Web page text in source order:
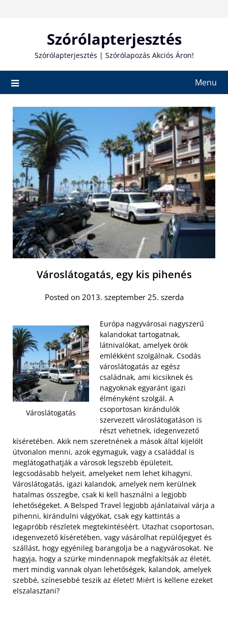
Szórólapterjesztés
Szórólapterjesztés | Szórólapozás Akciós Áron!
Menu
Városlátogatás, egy kis pihenés
Posted on 2013. szeptember 25. szerda
Városlátogatás
Európa nagyvárosai nagyszerű
kalandokat tartogatnak,
látnivalókat, amelyek örök
emlékként szolgálnak. Csodás
városlátogatás az egész
családnak, ami kicsiknek és
nagyoknak egyaránt igazi
élményként szolgál. A
csoportosan kirándulók
szervezett városlátogatáson is
részt vehetnek, idegenvezető
kíséretében. Akik nem szeretnének a mások által kijelölt
útvonalon menni, azok egymaguk, vagy a családdal is
meglátogathatják a városok legszebb épületeit,
legcsodásabb helyeit, amelyeket nem lehet kihagyni.
Városlátogatás, igazi kalandok, amelyek nem kerülnek
hatalmas összegbe, csak ki kell használni a legjobb
lehetőségeket. A Belsped Travel legjobb ajánlataival várja a
pihenni, kirándulni vágyókat, csak egy kattintás a
legapróbb részletek megtekintéséért. Utazhat csoportosan,
idegenvezető kíséretében, vagy vásárolhat repülőjegyet és
szállást, hogy egyénileg barangolja be a nagyvárosokat. Ne
hagyja, hogy a szürke mindennapok megfakítsák az életét,
mert mindig vannak olyan lehetőségek, kalandok, amelyek
szebbé, színesebbé teszik az életet! Miért is kellene ezeket
elszalasztani?